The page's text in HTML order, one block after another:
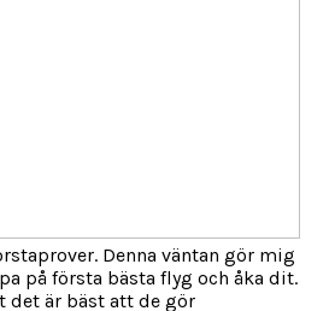
Denna väntan gör mig
på första bästa flyg och åka dit.
det är bäst att de gör